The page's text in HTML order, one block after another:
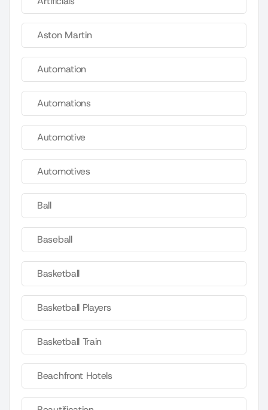
Aston Martin
Automation
Automations
Automotive
Automotives
Ball
Baseball
Basketball
Basketball Players
Basketball Train
Beachfront Hotels